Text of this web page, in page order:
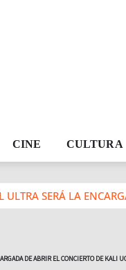
CINE CULTURA
ULTRA SERÁ LA
DE ABRIR EL CONCIERTO DE KALI